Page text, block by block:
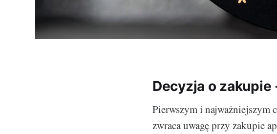
Decyzja o
Pierwszym i najważniejszym
zwraca uwagę przy zakupie